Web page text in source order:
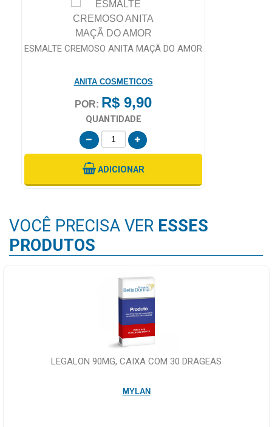
ESMALTE CREMOSO ANITA MAÇÃ DO AMOR
ANITA COSMETICOS
POR: R$ 9,90
QUANTIDADE
ADICIONAR
VOCÊ PRECISA VER ESSES
PRODUTOS
LEGALON 90MG, CAIXA COM 30 DRAGEAS
MYLAN